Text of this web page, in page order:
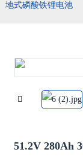
地式磷酸铁锂电池
51.2V 280Ah